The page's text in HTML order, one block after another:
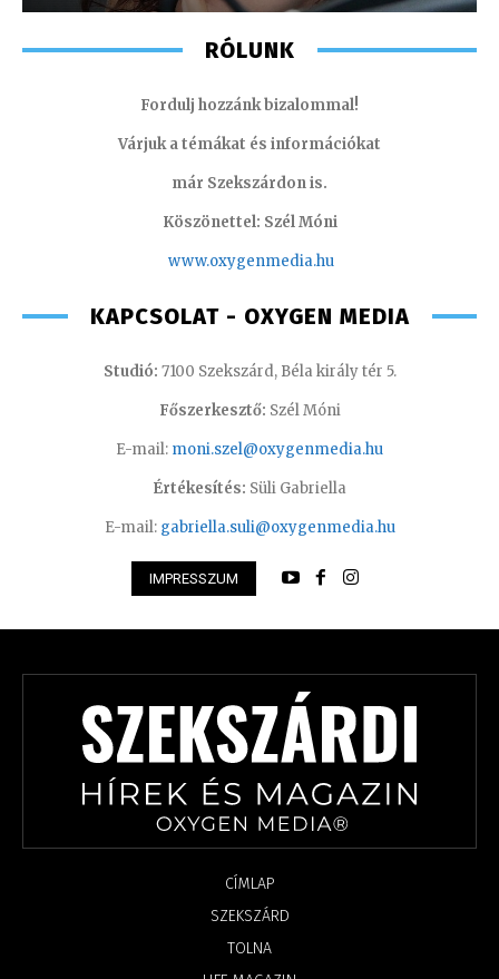
RÓLUNK
Fordulj hozzánk bizalommal!
Várjuk a témákat és információkat
már Szekszárdon is.
Köszönettel: Szél Móni
www.oxygenmedia.hu
KAPCSOLAT - OXYGEN MEDIA
Studió: 7100 Szekszárd, Béla király tér 5.
Főszerkesztő: Szél Móni
E-mail: moni.szel@oxygenmedia.hu
Értékesítés: Süli Gabriella
E-mail: gabriella.suli@oxygenmedia.hu
IMPRESSZUM
CÍMLAP
SZEKSZÁRD
TOLNA